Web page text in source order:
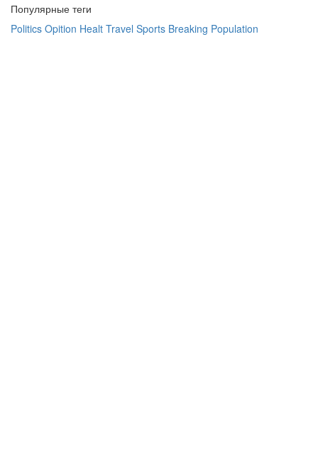
Популярные теги
Politics Opition Healt Travel Sports Breaking Population